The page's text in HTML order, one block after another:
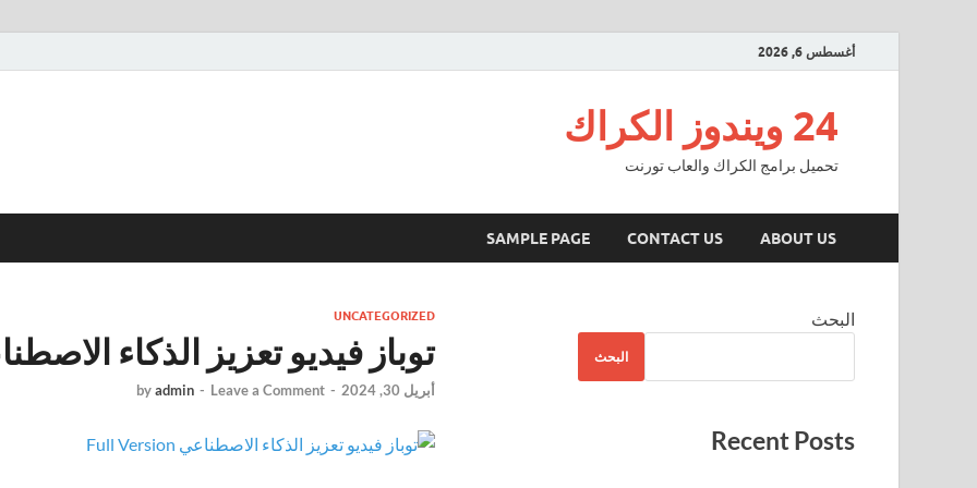
أغسطس 6, 2026
24 ويندوز الكراك
تحميل برامج الكراك والعاب تورنت
ABOUT US
CONTACT US
SAMPLE PAGE
UNCATEGORIZED
توباز فيديو تعزيز الذكاء
أبريل 30, 2024 -
byadmin - Leave a Comment
البحث
البحث
Recent Posts